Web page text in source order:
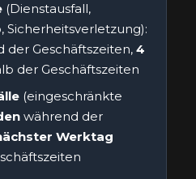
(Dienstausfall,
Sicherheitsverletzung):
der Geschäftszeiten, 4
der Geschäftszeiten
(eingeschränkte
während der
Werktag